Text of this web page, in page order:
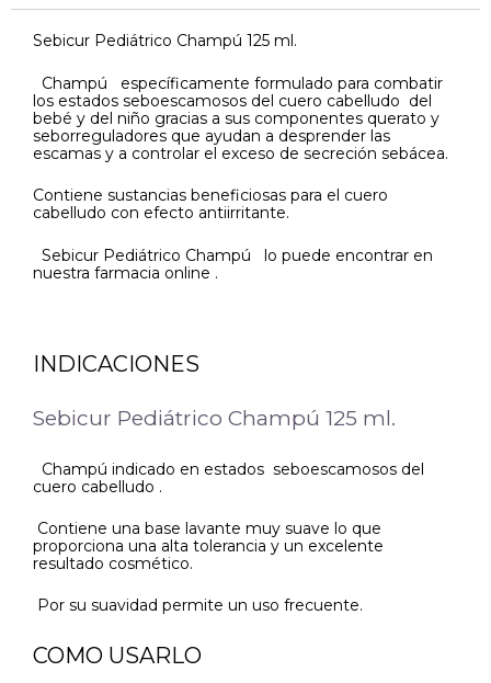
Sebicur Pediátrico Champú 125 ml.
Champú específicamente formulado para combatir
los estados seboescamosos del cuero cabelludo del
bebé y del niño gracias a sus componentes querato y
seborreguladores que ayudan a desprender las
escamas y a controlar el exceso de secreción sebácea.
Contiene sustancias beneficiosas para el cuero
cabelludo con efecto antiirritante.
Sebicur Pediátrico Champú lo puede encontrar en
nuestra farmacia online .
INDICACIONES
Sebicur Pediátrico Champú 125 ml.
Champú indicado en estados seboescamosos del
cuero cabelludo .
Contiene una base lavante muy suave lo que
proporciona una alta tolerancia y un excelente
resultado cosmético.
Por su suavidad permite un uso frecuente.
COMO USARLO